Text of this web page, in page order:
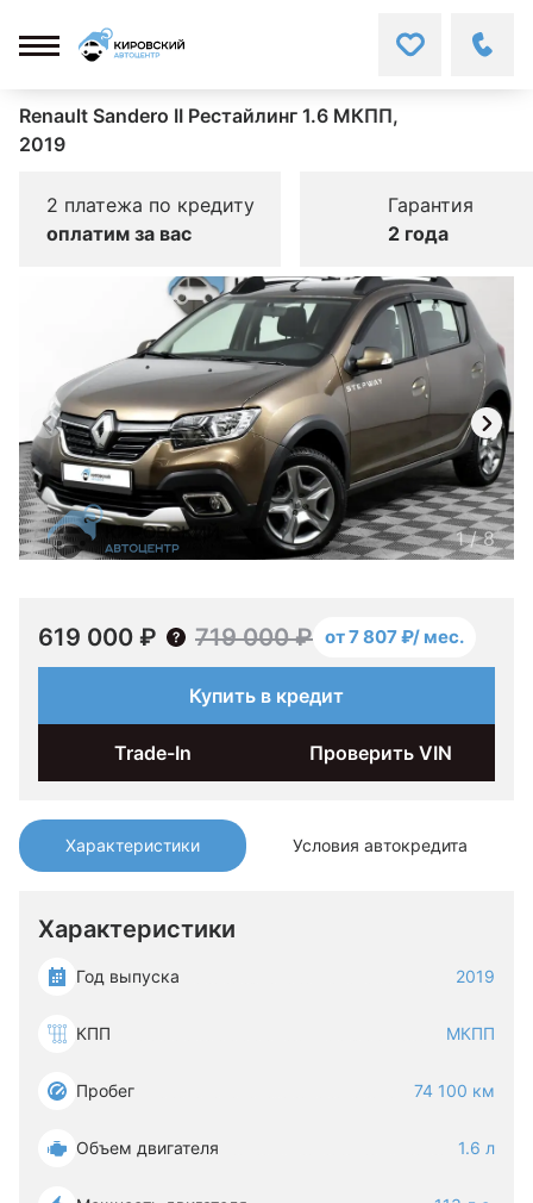
Renault Sandero II Рестайлинг 1.6 МКПП,
2019
2 платежа по кредиту
оплатим за вас
Гарантия
2 года
Характеристики Условия автокредита
Характеристики
Год выпуска 2019
КПП МКПП
Пробег 74 100 км
Объем двигателя 1.6 л
1/8
619 000 ₽ 719 000 ₽ от 7 807 ₽/ мес.
Купить в кредит
Trade-In Проверить VIN